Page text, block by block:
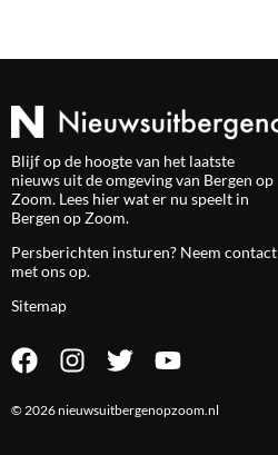
Blijf op de hoogte van het laatste
nieuws uit de omgeving van Bergen op
Zoom. Lees hier wat er nu speelt in
Bergen op Zoom.
Persberichten insturen? Neem contact
met ons op.
Sitemap
© 2026 nieuwsuitbergenopzoom.nl